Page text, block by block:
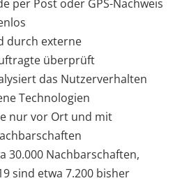
per Post oder GPS-Nachweis
durch externe
überprüft
das Nutzerverhalten
Technologien
nur vor Ort und mit
30.000 Nachbarschaften,
sind etwa 7.200 bisher